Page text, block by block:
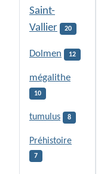
Saint-
Vallier
20
Dolmen 12
mégalithe
10
tumulus 8
Préhistoire
7